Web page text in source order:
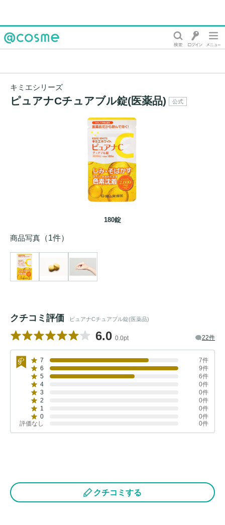
キミエシリーズ
ピュアナCチュアブル錠(医薬品) 公式
180錠
商品写真 （1件）
クチコミ評価 ピュアナCチュアブル錠(医薬品)
6.0 0.0pt 22件
7
7件
6
9件
5
6件
4
0件
3
0件
2
0件
1
0件
0
0件
評価なし
0件
クチコミする